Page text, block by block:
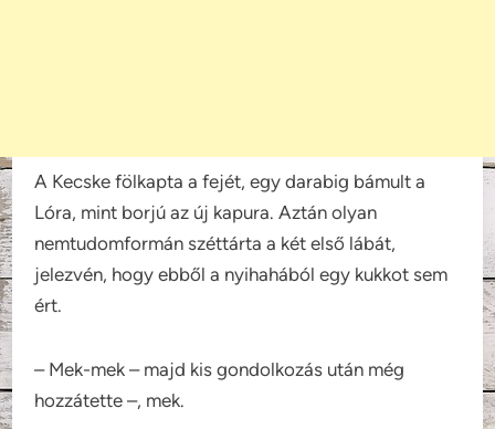
A Kecske fölkapta a fejét, egy darabig bámult a
Lóra, mint borjú az új kapura. Aztán olyan
nemtudomformán széttárta a két első lábát,
jelezvén, hogy ebből a nyihahából egy kukkot sem
ért.
– Mek-mek – majd kis gondolkozás után még
hozzátette –, mek.